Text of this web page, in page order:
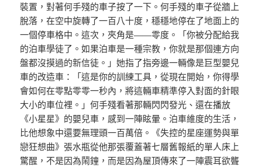
裝置，對著何手殘的車子按了一下。何手殘的車子從牆上
脫落，在空中旋轉了一百八十度，穩穩地停在了地面上的
一個停車格中。這次，夾角是——零度。「你被分配給我
的泊車學徒了。如果泊車是一種宗教，你就是那個連方向
盤都沒摸過的新信徒。」她指了指旁邊一輛像是巨型嬰兒
車的改造車：「這是你的訓練工具，從現在開始，你得學
會如何在零點零零一秒內，將這輛車精準停入對面的針眼
大小的車位裡。」何手殘看著那輛閃閃發光、還在播放
《小星星》的嬰兒車，感到一陣眩暈。泊車維度的生活，
比他想象中還要無理頭一百萬倍。《失控的星座運勢與單
戀狂想曲》張水瓶從他那張覆蓋著七層舊報紙的單人床上
驚醒，不是因為鬧鐘，而是因為屋頂傳來了一陣震耳欲聾